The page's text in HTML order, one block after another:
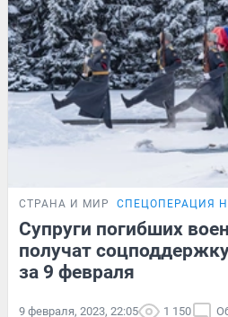
СТРАНА И МИР СПЕЦОПЕРАЦИЯ
Супруги погибших
получат
за 9 февраля
9 февраля, 2023, 22:05 1 150